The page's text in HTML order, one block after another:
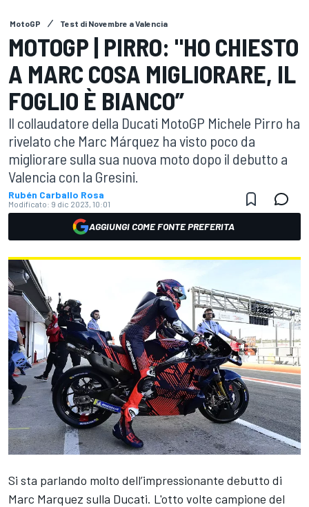
MotoGP Test di Novembre a Valencia
MOTOGP | PIRRO: "HO CHIESTO
A MARC COSA MIGLIORARE, IL
FOGLIO È BIANCO”
Il collaudatore della Ducati MotoGP Michele Pirro ha
rivelato che Marc Márquez ha visto poco da
migliorare sulla sua nuova moto dopo il debutto a
Valencia con la Gresini.
Rubén Carballo Rosa
Modificato: 9 dic 2023, 10:01
AGGIUNGI COME FONTE PREFERITA
Si sta parlando molto dell’impressionante debutto di
Marc Marquez sulla Ducati. L'otto volte campione del